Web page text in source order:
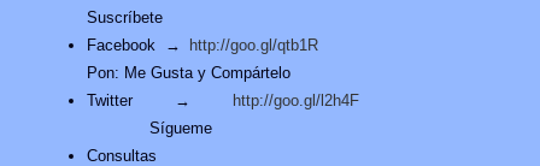
Suscríbete
Facebook →
http://goo.gl/qtb1R
Pon: Me Gusta y Compártelo
Twitter →
http://goo.gl/l2h4F
Sígueme
Consultas